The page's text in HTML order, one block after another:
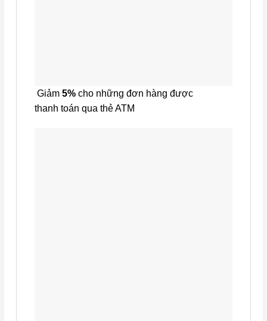
Giảm 5% cho những đơn hàng được
thanh toán qua thẻ ATM